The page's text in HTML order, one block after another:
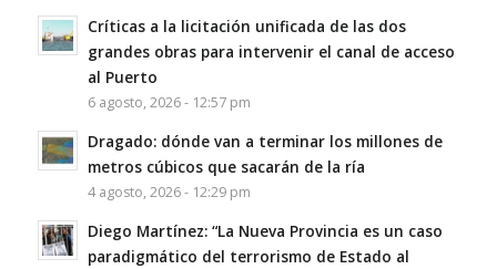
Críticas a la licitación unificada de las dos
grandes obras para intervenir el canal de acceso
al Puerto
6 agosto, 2026 - 12:57 pm
Dragado: dónde van a terminar los millones de
metros cúbicos que sacarán de la ría
4 agosto, 2026 - 12:29 pm
Diego Martínez: “La Nueva Provincia es un caso
paradigmático del terrorismo de Estado al